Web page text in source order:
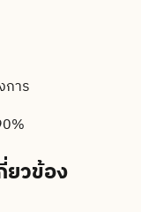
การ
%
ยวข้อง